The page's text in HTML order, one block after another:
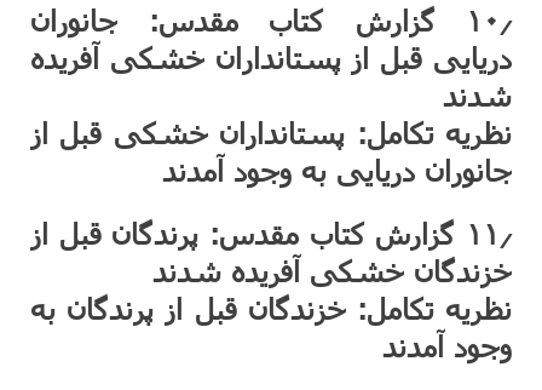
۱۰٫ گزارش کتاب مقدس: جانوران
دریایی قبل از پستانداران خشکی آفریده
شدند
نظریه تکامل: پستانداران خشکی قبل از
جانوران دریایی به وجود آمدند
۱۱٫ گزارش کتاب مقدس: پرندگان قبل از
خزندگان خشکی آفریده شدند
نظریه تکامل: خزندگان قبل از پرندگان به
وجود آمدند